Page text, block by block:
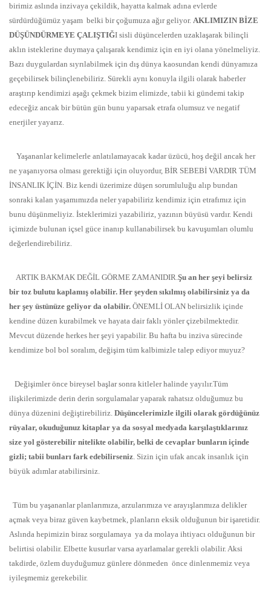
birimiz aslında inzivaya çekildik, hayatta kalmak adına evlerde
sürdürdüğümüz yaşam belki bir çoğumuza ağır geliyor. AKLIMIZIN BİZE
DÜŞÜNDÜRMEYE ÇALIŞTIĞI sisli düşüncelerden uzaklaşarak bilinçli
aklın isteklerine duymaya çalışarak kendimiz için en iyi olana yönelmeliyiz.
Bazı duygulardan sıyrılabilmek için dış dünya kaosundan kendi dünyamıza
geçebilirsek bilinçlenebiliriz. Sürekli aynı konuyla ilgili olarak haberler
araştırıp kendimizi aşağı çekmek bizim elimizde, tabii ki gündemi takip
edeceğiz ancak bir bütün gün bunu yaparsak etrafa olumsuz ve negatif
enerjiler yayarız.
Yaşananlar kelimelerle anlatılamayacak kadar üzücü, hoş değil ancak her
ne yaşanıyorsa olması gerektiği için oluyordur, BİR SEBEBİ VARDIR TÜM
İNSANLIK İÇİN. Biz kendi üzerimize düşen sorumluluğu alıp bundan
sonraki kalan yaşamımızda neler yapabiliriz kendimiz için etrafımız için
bunu düşünmeliyiz. İsteklerimizi yazabiliriz, yazının büyüsü vardır. Kendi
içimizde bulunan içsel güce inanıp kullanabilirsek bu kavuşumları olumlu
değerlendirebiliriz.
ARTIK BAKMAK DEĞİL GÖRME ZAMANIDIR.Şu an her şeyi belirsiz
bir toz bulutu kaplamış olabilir. Her şeyden sıkılmış olabilirsiniz ya da
her şey üstünüze geliyor da olabilir. ÖNEMLİ OLAN belirsizlik içinde
kendine düzen kurabilmek ve hayata dair faklı yönler çizebilmektedir.
Mevcut düzende herkes her şeyi yapabilir. Bu hafta bu inziva sürecinde
kendimize bol bol soralım, değişim tüm kalbimizle talep ediyor muyuz?
Değişimler önce bireysel başlar sonra kitleler halinde yayılır.Tüm
ilişkilerimizde derin derin sorgulamalar yaparak rahatsız olduğumuz bu
dünya düzenini değiştirebiliriz. Düşüncelerimizle ilgili olarak gördüğünüz
rüyalar, okuduğunuz kitaplar ya da sosyal medyada karşılaştıklarınız
size yol gösterebilir nitelikte olabilir, belki de cevaplar bunların içinde
gizli; tabii bunları fark edebilirseniz. Sizin için ufak ancak insanlık için
büyük adımlar atabilirsiniz.
Tüm bu yaşananlar planlarımıza, arzularımıza ve arayışlarımıza delikler
açmak veya biraz güven kaybetmek, planların eksik olduğunun bir işaretidir.
Aslında hepimizin biraz sorgulamaya ya da molaya ihtiyacı olduğunun bir
belirtisi olabilir. Elbette kusurlar varsa ayarlamalar gerekli olabilir. Aksi
takdirde, özlem duyduğumuz günlere dönmeden önce dinlenmemiz veya
iyileşmemiz gerekebilir.